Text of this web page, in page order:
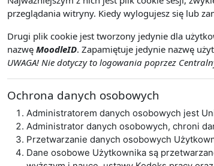
przeglądania witryny. Kiedy wylogujesz się lub
Drugi plik cookie jest tworzony jedynie dla
nazwę MoodleID. Zapamiętuje jedynie nazwę
UWAGA! Nie dotyczy to logowania poprzez
Ochrona danych osobowych
Administratorem danych osobowych jest
Administrator danych osobowych, chroni
Przetwarzanie danych osobowych
Dane osobowe Użytkownika są